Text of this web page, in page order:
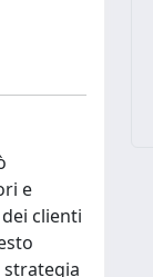
e
clienti
strategia